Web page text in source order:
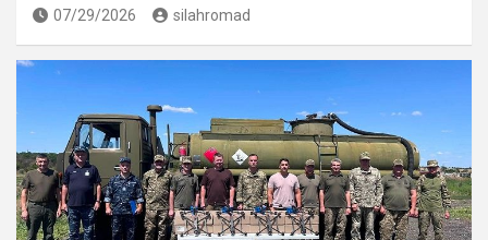
07/29/2026 silahromad